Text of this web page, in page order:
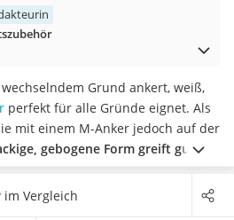
Grund ankert, weiß,
perfekt für alle Gründe eignet. Als
mit einem M-Anker jedoch auf der
gebogene Form greift gut auf
sorgt dafür, dass sich wenig
festsetzt.
im Vergleich